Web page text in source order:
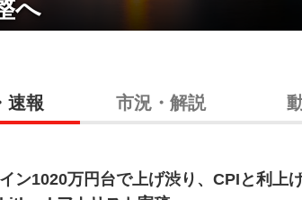
へ
速報 市況・解説
ン1020万円台で上げ渋り、CPIと利上